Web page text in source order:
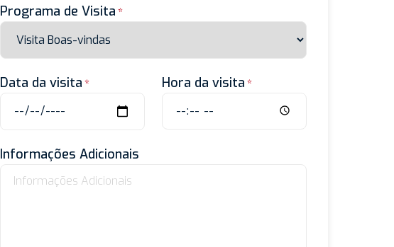
Programa de Visita
Data da visita Hora da visita
Informações Adicionais